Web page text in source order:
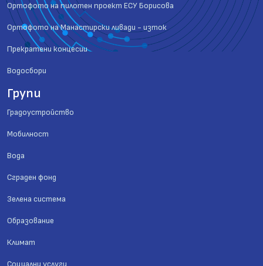
Ортофото на пилотен проект ЕСУ Борисова
Ортофото на Манастирски ливади - изток
Прекратени концесии
Водосбори
Групи
Градоустройство
Мобилност
Вода
Сграден фонд
Зелена система
Образование
Климат
Социални услуги